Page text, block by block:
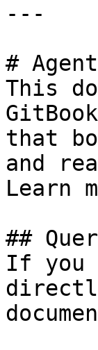
---
#
This
that
and
Learn
##
If you